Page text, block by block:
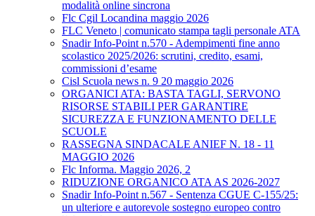
modalità online sincrona
Flc Cgil Locandina maggio 2026
FLC Veneto | comunicato stampa tagli personale ATA
Snadir Info-Point n.570 - Adempimenti fine anno
scolastico 2025/2026: scrutini, credito, esami,
commissioni d’esame
Cisl Scuola news n. 9 20 maggio 2026
ORGANICI ATA: BASTA TAGLI, SERVONO
RISORSE STABILI PER GARANTIRE
SICUREZZA E FUNZIONAMENTO DELLE
SCUOLE
RASSEGNA SINDACALE ANIEF N. 18 - 11
MAGGIO 2026
Flc Informa. Maggio 2026, 2
RIDUZIONE ORGANICO ATA AS 2026-2027
Snadir Info-Point n.567 - Sentenza CGUE C‑155/25:
un ulteriore e autorevole sostegno europeo contro